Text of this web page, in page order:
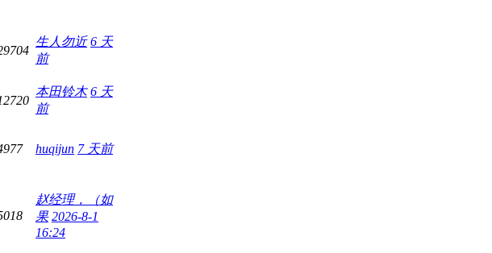
生人勿近 6 天
前
本田铃木 6 天
前
huqijun 7 天前
赵经理，（如
果 2026-8-1
16:24